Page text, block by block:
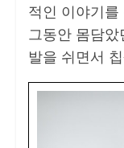
적인 이야기
그동안 몸담
발을 쉬면서